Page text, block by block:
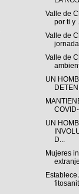
Valle de
por ti y
Valle de
Valle de
UN
UN
D...
Mujeres